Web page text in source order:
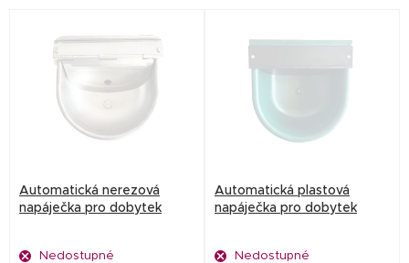
o
Automatická nerezová
napáječka pro dobytek
Nedostupné
Automatická plastová
napáječka pro dobytek
Nedostupné